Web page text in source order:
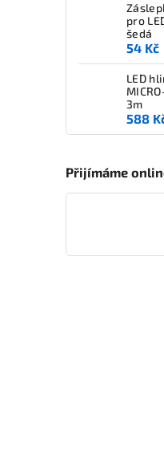
pro
šedá
54 Kč
LED
3m
588
Přijímáme